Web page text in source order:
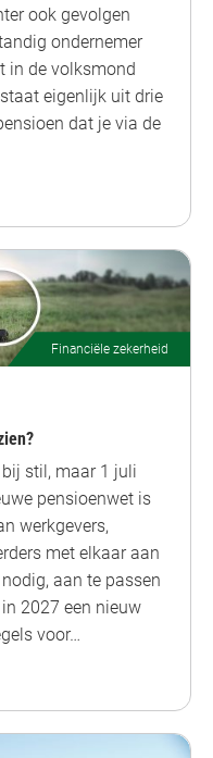
ook gevolgen
ondernemer
in de volksmond
eigenlijk uit drie
dat je via de
Financiële zekerheid
stil, maar 1 juli
pensioenwet is
werkgevers,
met elkaar aan
aan te passen
2027 een nieuw
voor…